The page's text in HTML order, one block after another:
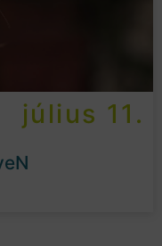
július 11.